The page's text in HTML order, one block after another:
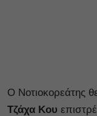
Ο Νοτιοκορεάτης
Τζάχα Κου